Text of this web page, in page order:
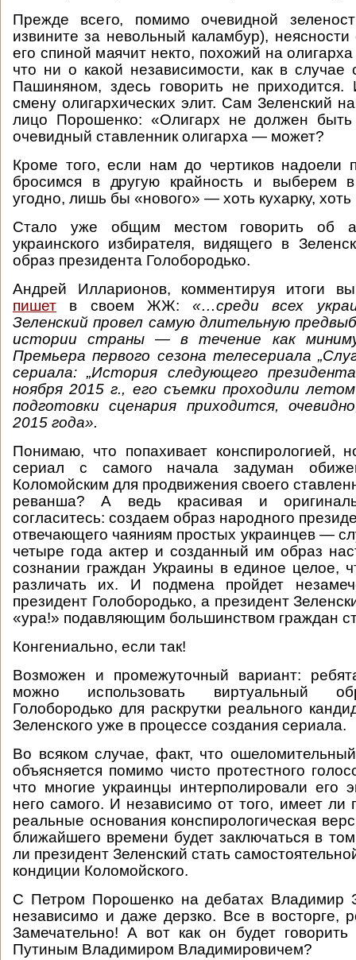
Прежде всего, помимо очевидной
извините за невольный каламбур),
его спиной маячит некто, похожий на
что ни о какой независимости, как в
Пашиняном, здесь говорить не
смену олигархических элит. Сам Зеленский
лицо Порошенко: «Олигарх не должен быть
очевидный ставленник олигарха — может?
Кроме того, если нам до чертиков надоели
бросимся в другую крайность и выберем
угодно, лишь бы «нового» — хоть кухарку, хоть
Стало уже общим местом говорить об
украинского избирателя, видящего в
образ президента Голобородько.
Андрей Илларионов, комментируя итоги
пишет в своем ЖЖ:«…среди всех
Зеленский провел самую длительную
истории страны — в течение как
Премьера первого сезона телесериала „
сериала: „История следующего президента
ноября 2015 г., его съемки проходили
подготовки сценария приходится,
2015 года».
Понимаю, что попахивает конспирологией,
сериал с самого начала задуман
Коломойским для продвижения своего
реванша? А ведь красивая и
согласитесь: создаем образ народного
отвечающего чаяниям простых украинцев —
четыре года актер и созданный им образ
сознании граждан Украины в единое целое,
различать их. И подмена пройдет
президент Голобородько, а президент
«ура!» подавляющим большинством граждан
Конгениально, если так!
Возможен и промежуточный вариант:
можно использовать виртуальный
Голобородько для раскрутки реального
Зеленского уже в процессе создания сериала.
Во всяком случае, факт, что
объясняется помимо чисто протестного
что многие украинцы интерполировали его
него самого. И независимо от того, имеет ли
реальные основания конспирологическая
ближайшего времени будет заключаться в
ли президент Зеленский стать
кондиции Коломойского.
С Петром Порошенко на дебатах Владимир
независимо и даже дерзко. Все в восторге,
Замечательно! А вот как он будет
Путиным Владимиром Владимировичем?